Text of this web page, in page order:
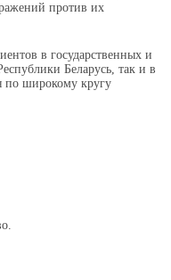
против их
в государственных и
Беларусь, так и в
по широкому кругу